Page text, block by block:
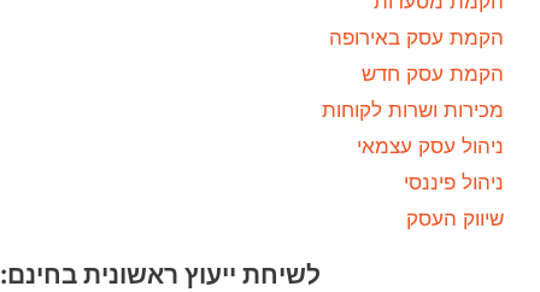
הקמת עסק באירופה
הקמת עסק חדש
מכירות ושרות לקוחות
ניהול עסק עצמאי
ניהול פיננסי
שיווק העסק
לשיחת ייעוץ ראשונית בחינם: